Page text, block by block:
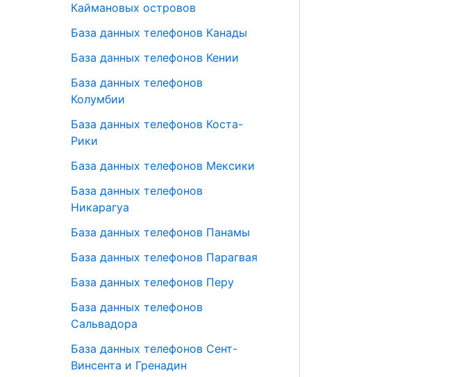
Каймановых островов
База данных телефонов Канады
База данных телефонов Кении
База данных телефонов
Колумбии
База данных телефонов Коста-
Рики
База данных телефонов Мексики
База данных телефонов
Никарагуа
База данных телефонов Панамы
База данных телефонов Парагвая
База данных телефонов Перу
База данных телефонов
Сальвадора
База данных телефонов Сент-
Винсента и Гренадин